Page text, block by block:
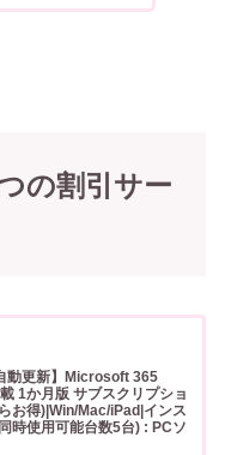
の割引サー
動更新】Microsoft 365
1か月版 サブスクリプショ
お得)|Win/Mac/iPad|インス
時使用可能台数5台) : PCソ